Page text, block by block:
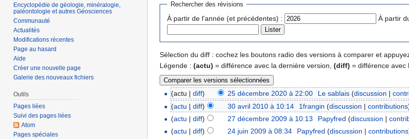
Rechercher des révisions
À partir de l'année (et précédentes) : À partir
Sélection du diff : cochez les boutons radio des versions à comparer et
Légende : (actu) = différence avec la dernière version, (diff) = différence avec
(actu |diff) 25 décembre 2020 à 22:00 Le sablais (discussion |
(actu |diff) 30 avril 2010 à 10:14 1frangin (discussion | contributions
(actu |diff) 27 décembre 2009 à 10:13 Papyfred (discussion |
(actu |diff) 24 juin 2009 à 08:34 Papyfred (discussion | contributions
Encyclopédie de géologie, minéralogie,
paléontologie et autres Géosciences
Communauté
Actualités
Modifications récentes
Page au hasard
Aide
Créer une nouvelle page
Galerie des nouveaux fichiers
Outils
Pages liées
Suivi des pages liées
Atom
Pages spéciales